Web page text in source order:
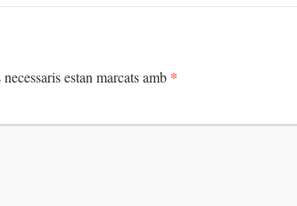
estan marcats amb *